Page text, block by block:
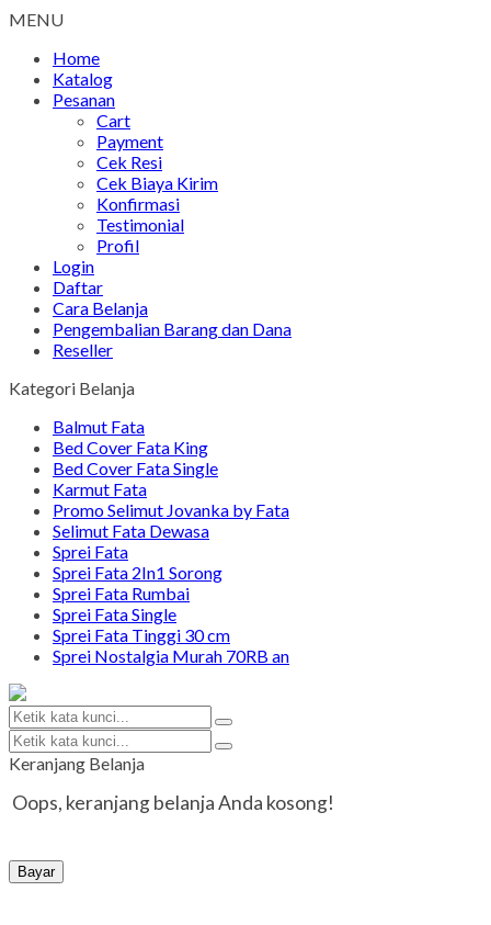
MENU
Home
Katalog
Pesanan
Cart
Payment
Cek Resi
Cek Biaya Kirim
Konfirmasi
Testimonial
Profil
Login
Daftar
Cara Belanja
Pengembalian Barang dan Dana
Reseller
Kategori Belanja
Balmut Fata
Bed Cover Fata King
Bed Cover Fata Single
Karmut Fata
Promo Selimut Jovanka by Fata
Selimut Fata Dewasa
Sprei Fata
Sprei Fata 2In1 Sorong
Sprei Fata Rumbai
Sprei Fata Single
Sprei Fata Tinggi 30 cm
Sprei Nostalgia Murah 70RB an
Keranjang Belanja
Oops, keranjang belanja Anda kosong!
Bayar